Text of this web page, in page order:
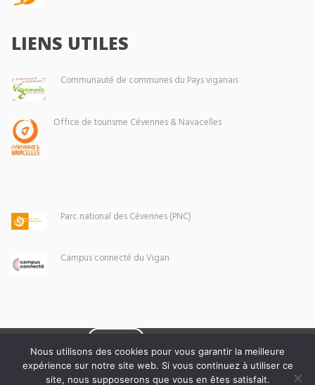
LIENS UTILES
Communauté de communes du Pays viganais
Office de tourisme Cévennes & Navacelles
Parc national des Cévennes (PNC)
Campus connecté du Vigan
Mentions légales
Nous utilisons des cookies pour vous garantir la meilleure
expérience sur notre site web. Si vous continuez à utiliser ce
site, nous supposerons que vous en êtes satisfait.